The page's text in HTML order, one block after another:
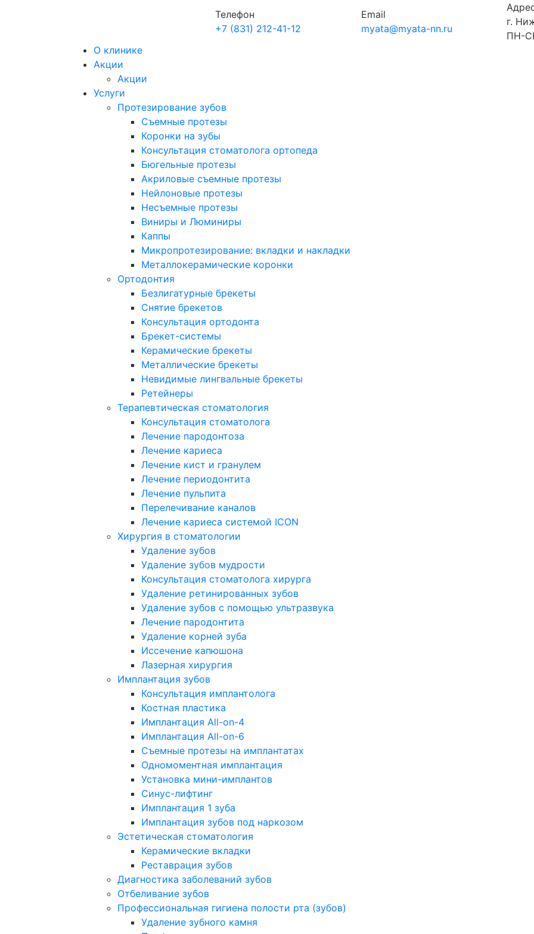
Телефон
+7 (831) 212-41-12
Email
myata@myata-nn.ru
г.
ПН-
О клинике
Акции
Акции
Услуги
Протезирование зубов
Съемные протезы
Коронки на зубы
Консультация стоматолога ортопеда
Бюгельные протезы
Акриловые съемные протезы
Нейлоновые протезы
Несъемные протезы
Виниры и Люминиры
Каппы
Микропротезирование: вкладки и накладки
Металлокерамические коронки
Ортодонтия
Безлигатурные брекеты
Снятие брекетов
Консультация ортодонта
Брекет-системы
Керамические брекеты
Металлические брекеты
Невидимые лингвальные брекеты
Ретейнеры
Терапевтическая стоматология
Консультация стоматолога
Лечение пародонтоза
Лечение кариеса
Лечение кист и гранулем
Лечение периодонтита
Лечение пульпита
Перелечивание каналов
Лечение кариеса системой ICON
Хирургия в стоматологии
Удаление зубов
Удаление зубов мудрости
Консультация стоматолога хирурга
Удаление ретинированных зубов
Удаление зубов с помощью ультразвука
Лечение пародонтита
Удаление корней зуба
Иссечение капюшона
Лазерная хирургия
Имплантация зубов
Консультация имплантолога
Костная пластика
Имплантация All-on-4
Имплантация All-on-6
Съемные протезы на имплантатах
Одномоментная имплантация
Установка мини-имплантов
Синус-лифтинг
Имплантация 1 зуба
Имплантация зубов под наркозом
Эстетическая стоматология
Керамические вкладки
Реставрация зубов
Диагностика заболеваний зубов
Отбеливание зубов
Профессиональная гигиена полости рта (зубов)
Удаление зубного камня